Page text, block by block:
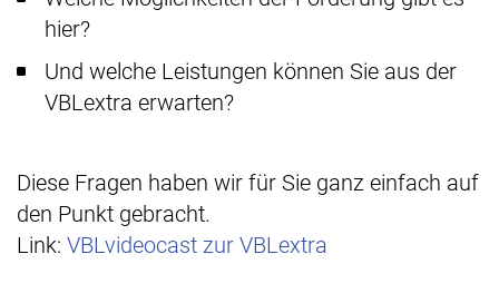
hier?
Und welche Leistungen können Sie aus der
VBLextra erwarten?
Diese Fragen haben wir für Sie ganz einfach auf
den Punkt gebracht.
Link: VBLvideocast zur VBLextra